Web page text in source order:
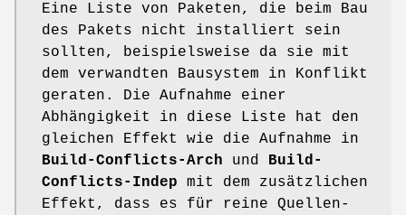
Eine Liste von Paketen, die beim Bau
des Pakets nicht installiert sein
sollten, beispielsweise da sie mit
dem verwandten Bausystem in Konflikt
geraten. Die Aufnahme einer
Abhängigkeit in diese Liste hat den
gleichen Effekt wie die Aufnahme in
Build-Conflicts-Arch und Build-
Conflicts-Indep mit dem zusätzlichen
Effekt, dass es für reine Quellen-